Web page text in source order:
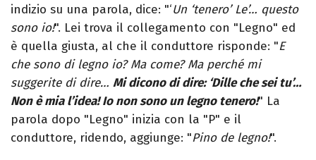
indizio su una parola, dice: "‘Un ‘tenero’ Le’… questo
sono io!". Lei trova il collegamento con "Legno" ed
è quella giusta, al che il conduttore risponde: "E
che sono di legno io? Ma come? Ma perché mi
suggerite di dire… Mi dicono di dire: ‘Dille che sei tu’…
Non è mia l’idea! Io non sono un legno tenero!" La
parola dopo "Legno" inizia con la "P" e il
conduttore, ridendo, aggiunge: "Pino de legno!".